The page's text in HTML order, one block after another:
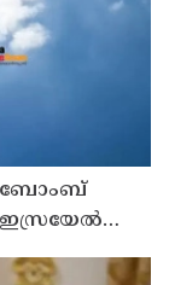
ബോംബ്
ഇസ്രയേൽ